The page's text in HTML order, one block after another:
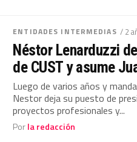
ENTIDADES INTERMEDIAS / 2
Néstor Lenarduzzi
de CUST y asume
Luego de varios años y
Nestor deja su puesto de
proyectos profesionales y...
Porla redacción